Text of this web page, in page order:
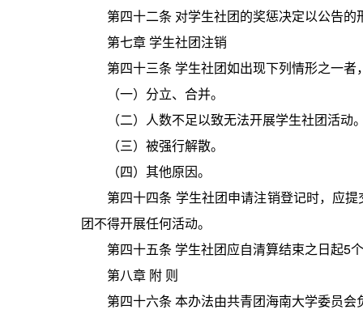
第四十二条 对学生社团的奖惩决定以公告
第七章 学生社团注销
第四十三条 学生社团如出现下列情形之一
（一）分立、合并。
（二）人数不足以致无法开展学生社团活动
（三）被强行解散。
（四）其他原因。
第四十四条 学生社团申请注销登记时，应
团不得开展任何活动。
第四十五条 学生社团应自清算结束之日起5
第八章 附 则
第四十六条 本办法由共青团海南大学委员会